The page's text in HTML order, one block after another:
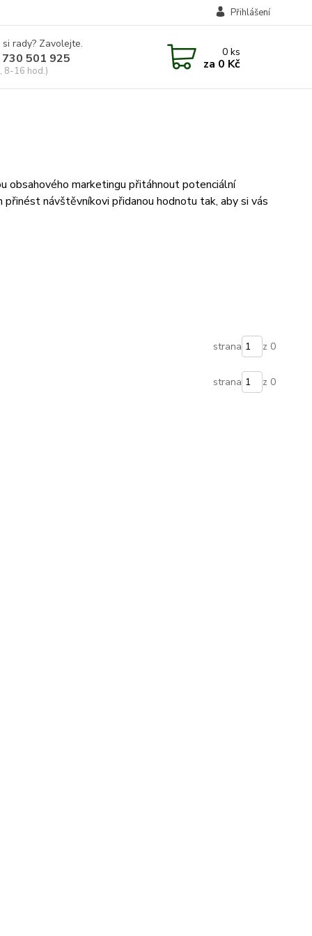
Přihlášení
rady? Zavolejte.
501 925
8-16 hod.)
0ks
za 0 Kč
obsahového marketingu přitáhnout potenciální
návštěvníkovi přidanou hodnotu tak, aby si vás
strana z 0
strana z 0